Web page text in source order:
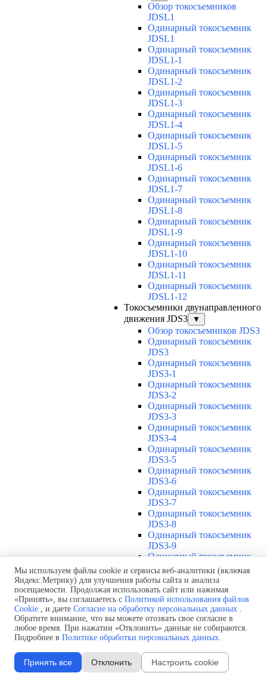
Обзор токосъемников
JDSL1
Одинарный токосъемник
JDSL1
Одинарный токосъемник
JDSL1-1
Одинарный токосъемник
JDSL1-2
Одинарный токосъемник
JDSL1-3
Одинарный токосъемник
JDSL1-4
Одинарный токосъемник
JDSL1-5
Одинарный токосъемник
JDSL1-6
Одинарный токосъемник
JDSL1-7
Одинарный токосъемник
JDSL1-8
Одинарный токосъемник
JDSL1-9
Одинарный токосъемник
JDSL1-10
Одинарный токосъемник
JDSL1-11
Одинарный токосъемник
JDSL1-12
Токосъемники двунаправленного
движения JDS3
▼
Обзор токосъемников JDS3
Одинарный токосъемник
JDS3
Одинарный токосъемник
JDS3-1
Одинарный токосъемник
JDS3-2
Одинарный токосъемник
JDS3-3
Одинарный токосъемник
JDS3-4
Одинарный токосъемник
JDS3-5
Одинарный токосъемник
JDS3-6
Одинарный токосъемник
JDS3-7
Одинарный токосъемник
JDS3-8
Одинарный токосъемник
JDS3-9
Одинарный токосъемник
JDS3-10
Одинарный токосъемник
JDS3-11
Одинарный токосъемник
JDS3-12
Соединения U12 ▼
Защитная оболочка для
соединений U12
Стыковочное соединение U12
Подводы питания U12
▼
Мы используем файлы cookie и сервисы веб-аналитики (включая
Яндекс.Метрику) для улучшения работы сайта и анализа
посещаемости. Продолжая использовать сайт или нажимая
«Принять», вы соглашаетесь с Политикой использования файлов
Cookie , и даете Согласие на обработку персональных данных .
Обратите внимание, что вы можете отозвать свое согласие в
любое время. При нажатии «Отклонить» данные не собираются.
Подробнее в Политике обработки персональных данных.
Принять все Отклонить Настроить cookie